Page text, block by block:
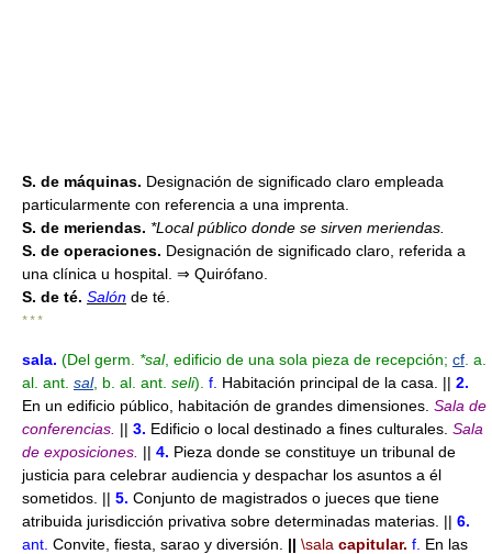
S. de máquinas. Designación de significado claro empleada
particularmente con referencia a una imprenta.
S. de meriendas. *Local público donde se sirven meriendas.
S. de operaciones. Designación de significado claro, referida a
una clínica u hospital. ⇒ Quirófano.
S. de té. Salón de té.
* * *
sala. (Del germ. *sal, edificio de una sola pieza de recepción; cf . a.
al. ant. sal, b. al. ant. seli). f. Habitación principal de la casa. || 2.
En un edificio público, habitación de grandes dimensiones. Sala de
conferencias. || 3. Edificio o local destinado a fines culturales. Sala
de exposiciones. || 4. Pieza donde se constituye un tribunal de
justicia para celebrar audiencia y despachar los asuntos a él
sometidos. || 5. Conjunto de magistrados o jueces que tiene
atribuida jurisdicción privativa sobre determinadas materias. || 6.
ant. Convite, fiesta, sarao y diversión. || \sala capitular. f. En las